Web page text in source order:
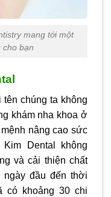
mang tới một
cho bạn
chúng ta không
khám nha khoa ở
nâng cao sức
Dental không
và cải thiện chất
đầu đến thời
có khoảng 30 chi